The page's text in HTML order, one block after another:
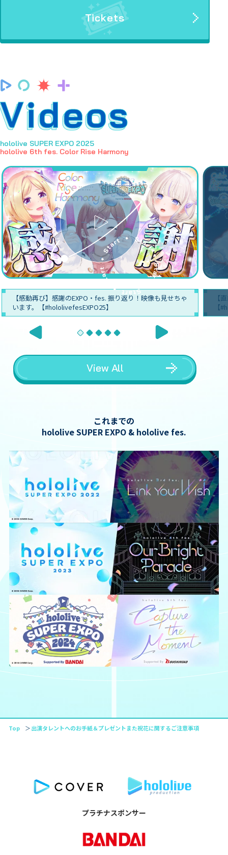
Tickets
Videos
hololive SUPER EXPO 2025
hololive 6th fes. Color Rise Harmony
View All
【感動再び】感謝のEXPO・fes. 振り返り！映像も見せちゃ
います。【#hololivefesEXPO25】
【
【
これまでの
hololive SUPER EXPO & hololive fes.
Top 出演タレントへのお手紙＆プレゼントまた祝花に関するご注意事項
プラチナスポンサー